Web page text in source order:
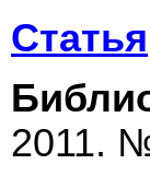
Статья
2011.